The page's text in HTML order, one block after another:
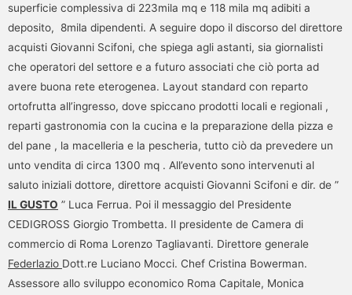
superficie complessiva di 223mila mq e 118 mila mq adibiti a
deposito, 8mila dipendenti. A seguire dopo il discorso del direttore
acquisti Giovanni Scifoni, che spiega agli astanti, sia giornalisti
che operatori del settore e a futuro associati che ciò porta ad
avere buona rete eterogenea. Layout standard con reparto
ortofrutta all’ingresso, dove spiccano prodotti locali e regionali ,
reparti gastronomia con la cucina e la preparazione della pizza e
del pane , la macelleria e la pescheria, tutto ciò da prevedere un
unto vendita di circa 1300 mq . All’evento sono intervenuti al
saluto iniziali dottore, direttore acquisti Giovanni Scifoni e dir. de ”
IL GUSTO ” Luca Ferrua. Poi il messaggio del Presidente
CEDIGROSS Giorgio Trombetta. Il presidente de Camera di
commercio di Roma Lorenzo Tagliavanti. Direttore generale
Federlazio Dott.re Luciano Mocci. Chef Cristina Bowerman.
Assessore allo sviluppo economico Roma Capitale, Monica